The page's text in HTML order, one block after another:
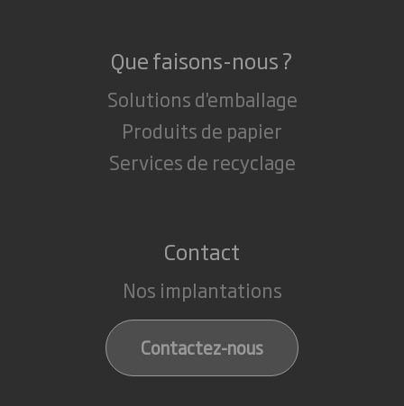
Que faisons-nous ?
Solutions d'emballage
Produits de papier
Services de recyclage
Contact
Nos implantations
Contactez-nous